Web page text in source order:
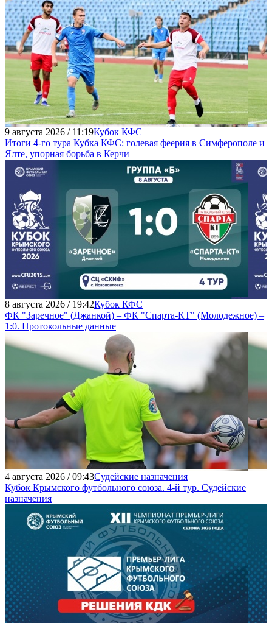
9 августа 2026 / 11:19Кубок КФС
Итоги 4-го тура Кубка КФС: голевая феерия в Симферополе и
Ялте, упорная борьба в Керчи
8 августа 2026 / 19:42Кубок КФС
ФК "Заречное" (Джанкой) – ФК "Спарта-КТ" (Молодежное) –
1:0. Протокольные данные
4 августа 2026 / 09:43Судейские назначения
Кубок Крымского футбольного союза. 4-й тур. Судейские
назначения